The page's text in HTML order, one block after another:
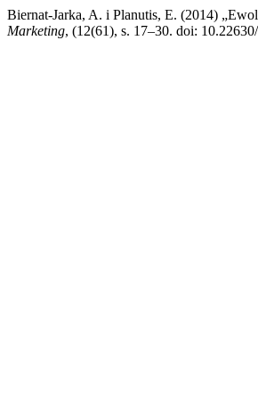
Biernat-Jarka, A. i Planutis, E. (2014)
Marketing, (12(61), s. 17–30. doi: